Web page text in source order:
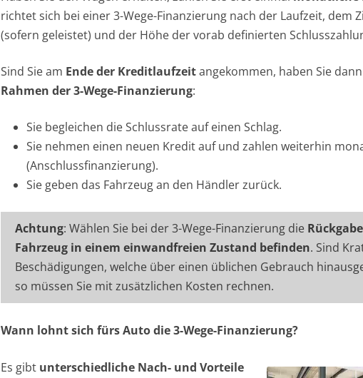
richtet sich bei einer 3-Wege-Finanzierung nach der Laufzeit, dem
(sofern geleistet) und der Höhe der vorab definierten
Sind Sie am Ende der Kreditlaufzeitangekommen, haben Sie dann
Rahmen der 3-Wege-Finanzierung:
Sie begleichen die Schlussrate auf einen Schlag.
Sie nehmen einen neuen Kredit auf und zahlen weiterhin
(Anschlussfinanzierung).
Sie geben das Fahrzeug an den Händler zurück.
Achtung: Wählen Sie bei der 3-Wege-Finanzierung die Rückgabe
Fahrzeug in einem einwandfreien Zustand befinden. Sind
Beschädigungen, welche über einen üblichen Gebrauch
so müssen Sie mit zusätzlichen Kosten rechnen.
Wann lohnt sich fürs Auto die 3-Wege-Finanzierung?
Es gibt unterschiedliche Nach- und Vorteile